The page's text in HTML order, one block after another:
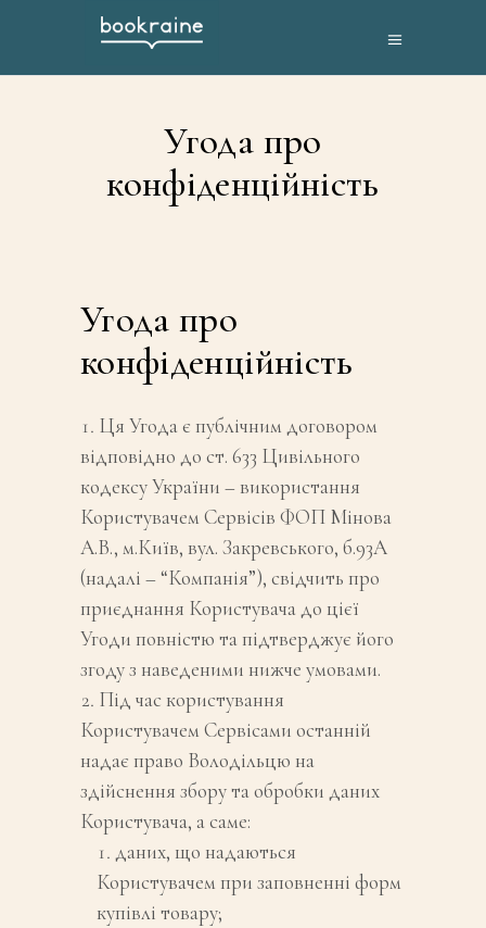
Угода про
конфіденційність
Угода про
конфіденційність
Ця Угода є публічним договором
відповідно до ст. 633 Цивільного
кодексу України – використання
Користувачем Сервісів ФОП Мінова
А.В., м.Київ, вул. Закревського, б.93А
(надалі – “Компанія”), свідчить про
приєднання Користувача до цієї
Угоди повністю та підтверджує його
згоду з наведеними нижче умовами.
Під час користування
Користувачем Сервісами останній
надає право Володільцю на
здійснення збору та обробки даних
Користувача, а саме:
даних, що надаються
Користувачем при заповненні форм
купівлі товару;